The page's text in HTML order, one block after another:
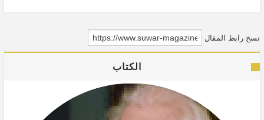
نسخ رابط المقال
الكتاب